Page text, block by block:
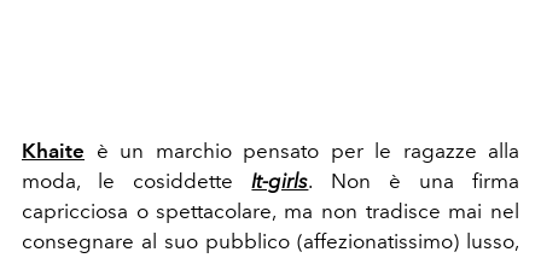
Khaite è un marchio pensato per le ragazze alla
moda, le cosiddetteIt-girls. Non è una firma
capricciosa o spettacolare, ma non tradisce mai nel
consegnare al suo pubblico (affezionatissimo) lusso,